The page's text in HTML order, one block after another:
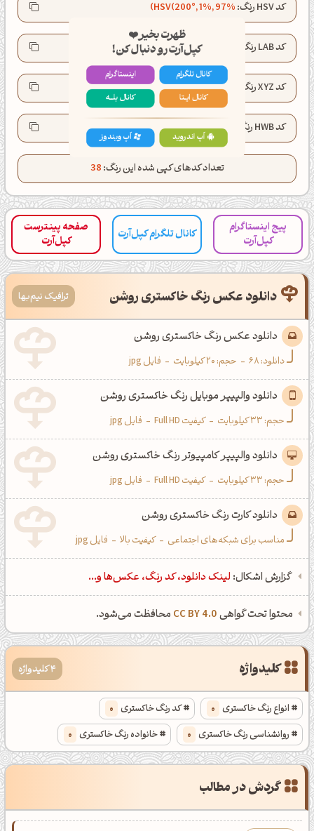
کد HSV رنگ: HSV(200°, 1%, 97%)
کد LAB رنگ: LAB(97.1, -0.5, -0.7)
کد XYZ رنگ: XYZ(87.9, 92.7, 102.1)
کد HWB رنگ: HWB(200°, 96%, 3%)
تعداد کدهای کپی شده این رنگ:38
پیج اینستاگرام
کپل‌آرت
کانال تلگرام کپل‌آرت
صفحه پینترست
کپل‌آرت
دانلود عکس رنگ خاکستری روشن ترافیک نیم‌بها
دانلود عکس رنگ خاکستری روشن
دانلود:68
- حجم: 20 کیلوبایت - فایل jpg
دانلود والپیپر موبایل رنگ خاکستری روشن
حجم: 33 کیلوبایت - کیفیت Full HD - فایل jpg
دانلود والپیپر کامپیوتر رنگ خاکستری روشن
حجم: 33 کیلوبایت - کیفیت Full HD - فایل jpg
دانلود کارت رنگ خاکستری روشن
مناسب برای شبکه‌های اجتماعی - کیفیت بالا - فایل jpg
گزارش اشکال: لینک دانلود، کد رنگ، عکس‌ها و...
محتوا تحت گواهیCC BY 4.0 محافظت می‌شود.
کلیدواژه 4 کلیدواژه
انواع رنگ خاکستری 0 کد رنگ خاکستری 0
روانشناسی رنگ خاکستری 0 خانواده رنگ خاکستری 0
گردش در مطالب
ظهرت بخیر❤️
کپل‌آرت رو دنبال کن!
کانال تلگرام
اینستاگرام
کانال ایــتا
کانال بلـــه
اَپ اندروید اَپ ویندوز